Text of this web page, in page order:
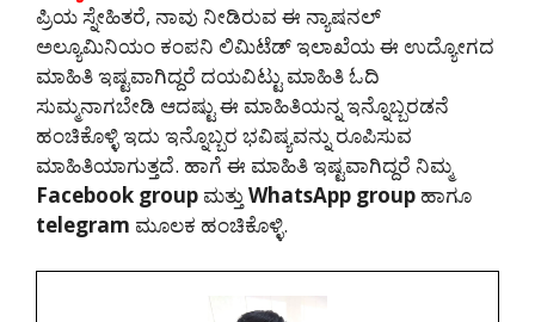
ಪ್ರಿಯ ಸ್ನೇಹಿತರೆ, ನಾವು ನೀಡಿರುವ ಈ ನ್ಯಾಷನಲ್
ಅಲ್ಯೂಮಿನಿಯಂ ಕಂಪನಿ ಲಿಮಿಟೆಡ್ ಇಲಾಖೆಯ ಈ ಉದ್ಯೋಗದ
ಮಾಹಿತಿ ಇಷ್ಟವಾಗಿದ್ದರೆ ದಯವಿಟ್ಟು ಮಾಹಿತಿ ಓದಿ
ಸುಮ್ಮನಾಗಬೇಡಿ ಆದಷ್ಟು ಈ ಮಾಹಿತಿಯನ್ನ ಇನ್ನೊಬ್ಬರಡನೆ
ಹಂಚಿಕೊಳ್ಳಿ ಇದು ಇನ್ನೊಬ್ಬರ ಭವಿಷ್ಯವನ್ನು ರೂಪಿಸುವ
ಮಾಹಿತಿಯಾಗುತ್ತದೆ. ಹಾಗೆ ಈ ಮಾಹಿತಿ ಇಷ್ಟವಾಗಿದ್ದರೆ ನಿಮ್ಮ
Facebook group ಮತ್ತು WhatsApp group ಹಾಗೂ
telegram ಮೂಲಕ ಹಂಚಿಕೊಳ್ಳಿ.